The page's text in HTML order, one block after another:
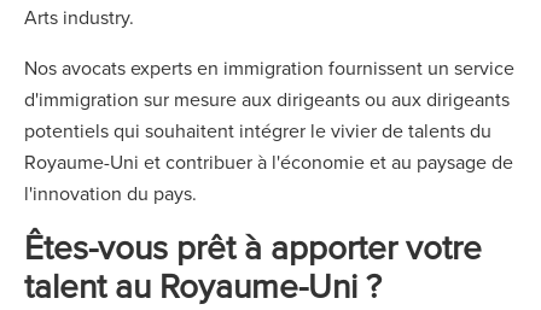
Arts industry.
Nos avocats experts en immigration fournissent un service
d'immigration sur mesure aux dirigeants ou aux dirigeants
potentiels qui souhaitent intégrer le vivier de talents du
Royaume-Uni et contribuer à l'économie et au paysage de
l'innovation du pays.
Êtes-vous prêt à apporter votre
talent au Royaume-Uni ?